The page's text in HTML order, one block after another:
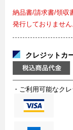
納品書/請求書/領収
発行しておりませ
クレジットカ
・ご利用可能なク